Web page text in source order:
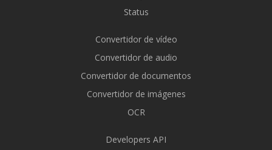
Status
Convertidor de vídeo
Convertidor de audio
Convertidor de documentos
Convertidor de imágenes
OCR
Developers API